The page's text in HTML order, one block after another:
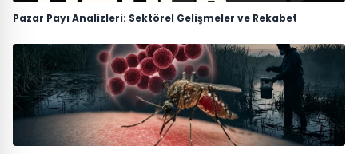
Pazar Payı Analizleri: Sektörel Gelişmeler ve Rekabet